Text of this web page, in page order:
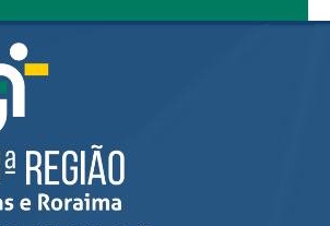
Justiça Itinerante
de Avaliação Documental
IA